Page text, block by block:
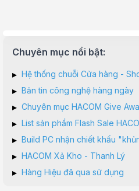
Chuyên mục nổi bật:
▸ Hệ thống chuỗi Cửa hàng -
▸ Bản tin công nghệ hàng ngày
▸ Chuyên mục HACOM Give
▸ List sản phẩm Flash Sale
▸ Build PC nhận chiết khấu
▸ HACOM Xả Kho - Thanh Lý
▸ Hàng Hiệu đã qua sử dụng